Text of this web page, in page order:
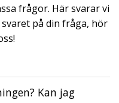
från psykisk
energin
ett nytt lugn,
frågor. Här svarar vi
på din fråga, hör
Kan jag